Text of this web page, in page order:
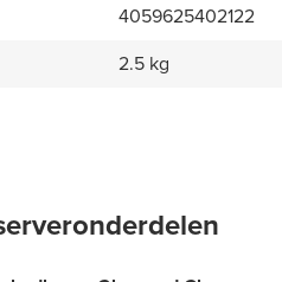
4059625402122
2.5 kg